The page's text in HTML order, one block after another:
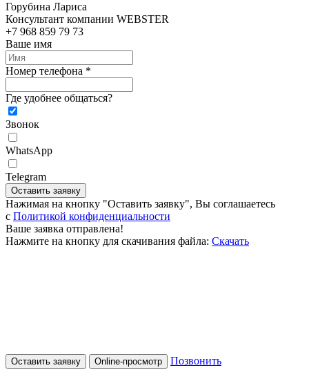
Горубина Лариса
Консультант компании WEBSTER
+7 968 859 79 73
Ваше имя
Номер телефона *
Где удобнее общаться?
Звонок
WhatsApp
Telegram
Оставить заявку
Нажимая на кнопку "Оставить заявку", Вы соглашаетесь
c Политикой конфиденциальности
Ваше заявка отправлена!
Нажмите на кнопку для скачивания файла: Скачать
Оставить заявку Online-просмотр Позвонить